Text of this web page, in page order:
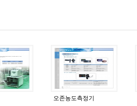
오존농도측정기